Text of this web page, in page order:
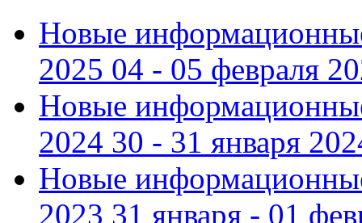
Новые
2025 04 - 05 февраля
Новые
2024 30 - 31 января
Новые
2023 31 января - 01